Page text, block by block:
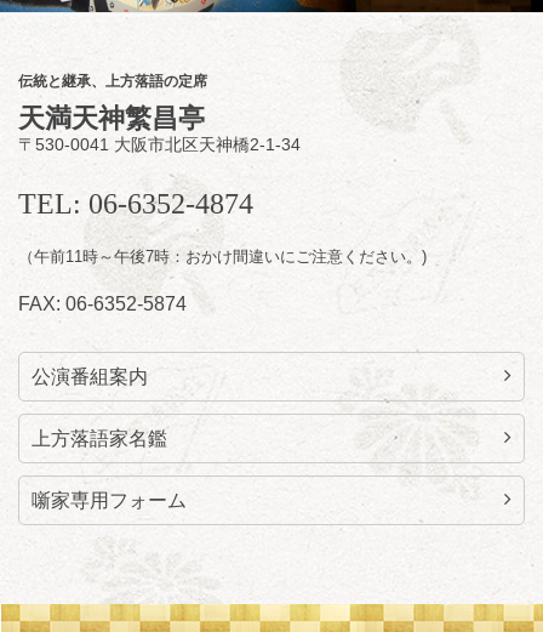
笑福亭智之介「昭和任侠伝」「天王寺詣り」
／桂力造「桃太郎」「本膳」／桂二豆「開口
開演：午前10時（9時30分 開場
）
前売2,000円 当日 2,500円
お問合せ：智之介・力造 二人会事務局 090-
7762-6268
伝統と継承、上方落語の定席
天満天神繁昌亭
〒530-0041 大阪市北区天神橋2-1-34
TEL: 06-6352-4874
（午前11時～午後7時：おかけ間違いにご注意ください。)
FAX: 06-6352-5874
公演番組案内
上方落語家名鑑
噺家専用フォーム